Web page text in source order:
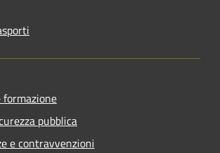
formazione
pubblica
e contravvenzioni